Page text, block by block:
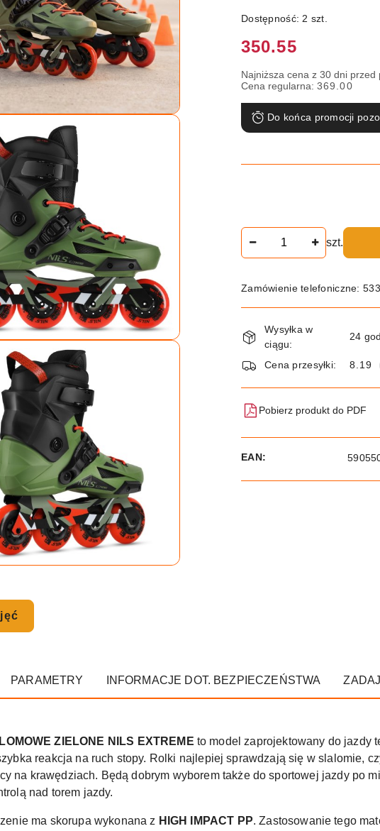
Dostępność: 2 szt.
Cena:
350.55
Najniższa cena z 30 dni przed
Cena regularna: 369.00
Do końca promocji
szt.
Zamówienie telefoniczne:
Dostępność
i
dostawa
Wysyłka w
ciągu:
24
Cena przesyłki: 8.19
Pobierz produkt do PDF
EAN:
PARAMETRY INFORMACJE DOT. BEZPIECZEŃSTWA
ZIELONE NILS EXTREME to model zaprojektowany do jazdy
reakcja na ruch stopy. Rolki najlepiej sprawdzają się w slalomie,
na krawędziach. Będą dobrym wyborem także do sportowej jazdy po
nad torem jazdy.
ma skorupa wykonana z HIGH IMPACT PP. Zastosowanie tego